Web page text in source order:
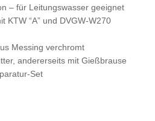
– für Leitungswasser geeignet
KTW “A” und DVGW-W270
Messing verchromt
andererseits mit Gießbrause
Set